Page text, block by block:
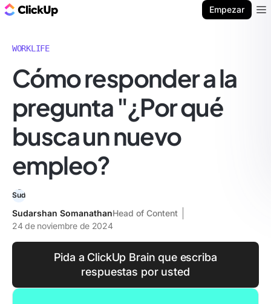
Empezar
WORKLIFE
Cómo responder a la
pregunta "¿Por qué
busca un nuevo
empleo?
Sudarshan SomanathanHead of Content
24 de noviembre de 2024
Pida a ClickUp Brain que escriba
respuestas por usted